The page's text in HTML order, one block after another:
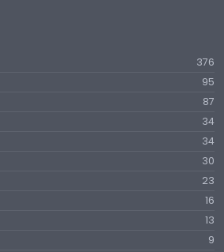
376
95
87
34
34
30
23
16
13
9